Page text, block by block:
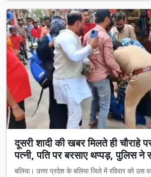
दूसरी शादी की खबर मिलते ही चौराहे
पत्नी, पति पर बरसाए थप्पड़, पुलिस ने
बलिया। उत्तर प्रदेश के बलिया जिले में रविवार को उस